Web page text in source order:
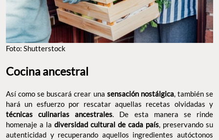
Foto: Shutterstock
Cocina ancestral
Así como se buscará crear una sensación nostálgica, también se
hará un esfuerzo por rescatar aquellas recetas olvidadas y
técnicas culinarias ancestrales. De esta manera se rinde
homenaje a la diversidad cultural de cada país, preservando su
autenticidad y recuperando aquellos ingredientes autóctonos